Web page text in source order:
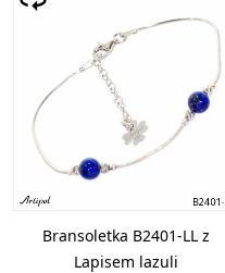
Bransoletka B2401-LL z
Lapisem lazuli